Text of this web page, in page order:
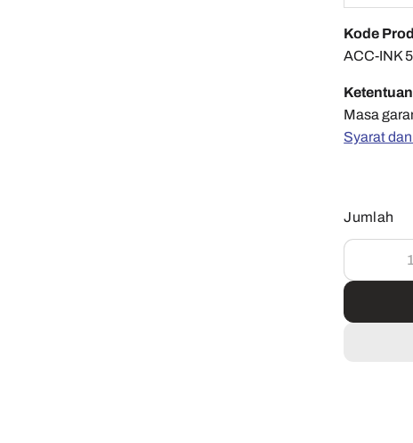
Kode
ACC-INK
Masa
Syarat
Jumlah